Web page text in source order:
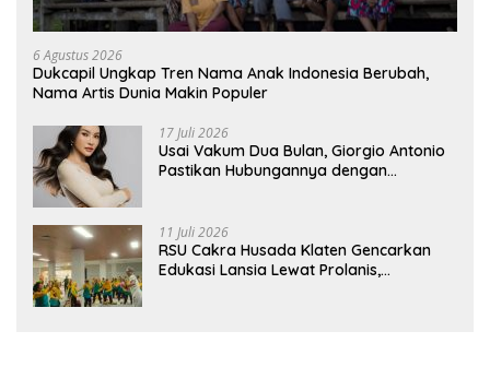
6 Agustus 2026
Dukcapil Ungkap Tren Nama Anak Indonesia Berubah,
Nama Artis Dunia Makin Populer
17 Juli 2026
Usai Vakum Dua Bulan, Giorgio Antonio
Pastikan Hubungannya dengan
11 Juli 2026
RSU Cakra Husada Klaten Gencarkan
Edukasi Lansia Lewat Prolanis,